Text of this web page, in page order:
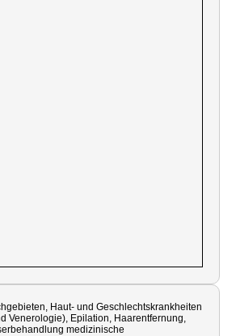
Haut- und Geschlechtskrankheiten
Venerologie), Epilation, Haarentfernung,
medizinische